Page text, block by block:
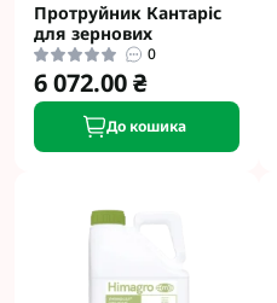
Протруйник Кантаріс
для зернових
0
6 072.00 ₴
До кошика